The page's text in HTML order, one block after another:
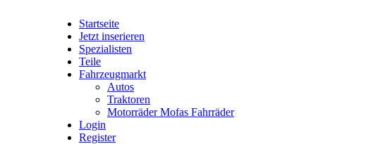
Startseite
Jetzt inserieren
Spezialisten
Teile
Fahrzeugmarkt
Autos
Traktoren
Motorräder Mofas Fahrräder
Login
Register